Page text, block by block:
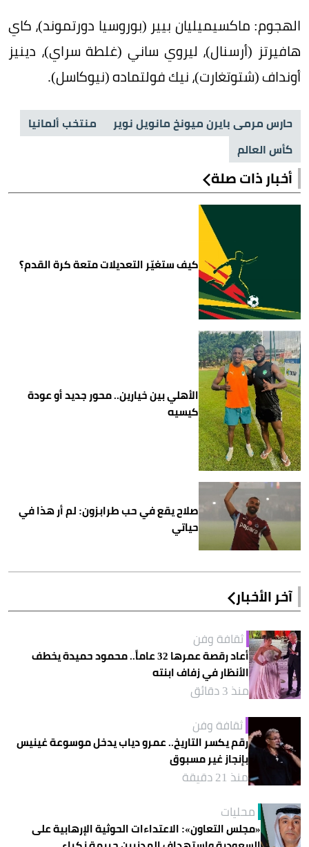
الهجوم: ماكسيميليان بيير (بوروسيا دورتموند)، كاي
هافيرتز (أرسنال)، ليروي ساني (غلطة سراي)، دينيز
أونداف (شتوتغارت)، نيك فولتماده (نيوكاسل).
حارس مرمى بايرن ميونخ مانويل نوير
منتخب ألمانيا
كأس العالم
أخبار ذات صلة
كيف ستغيّر التعديلات متعة كرة القدم؟
الأهلي بين خيارين.. محور جديد أو عودة
كيسيه
صلاح يقع في حب طرابزون: لم أر هذا في
حياتي
آخر الأخبار
ثقافة وفن
أعاد رقصة عمرها 32 عاماً.. محمود حميدة يخطف
الأنظار في زفاف ابنته
منذ 3 دقائق
ثقافة وفن
رقم يكسر التاريخ.. عمرو دياب يدخل موسوعة غينيس
بإنجاز غير مسبوق
منذ 21 دقيقة
محليات
«مجلس التعاون»: الاعتداءات الحوثية الإرهابية على